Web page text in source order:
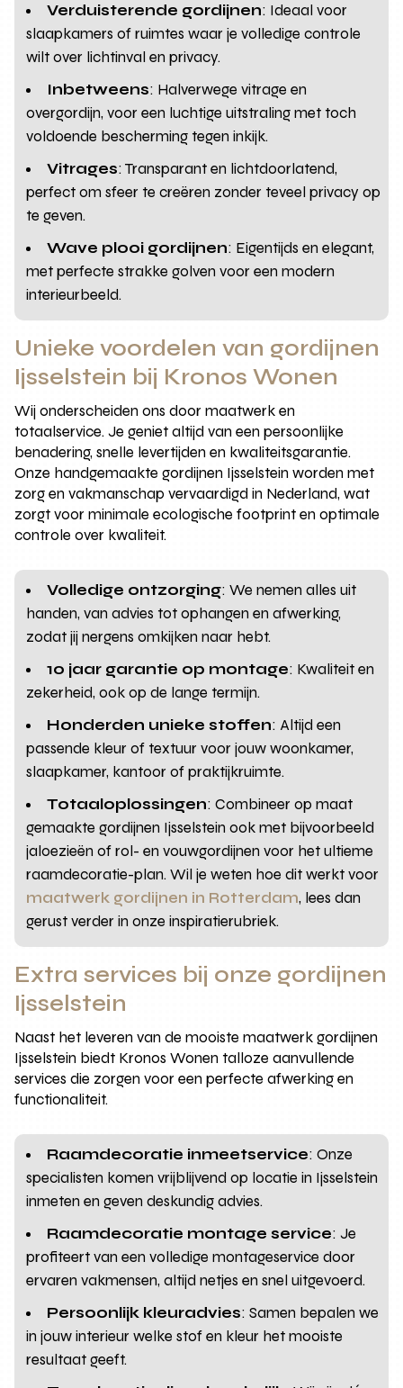
Verduisterende gordijnen: Ideaal voor
slaapkamers of ruimtes waar je volledige controle
wilt over lichtinval en privacy.
Inbetweens: Halverwege vitrage en
overgordijn, voor een luchtige uitstraling met toch
voldoende bescherming tegen inkijk.
Vitrages: Transparant en lichtdoorlatend,
perfect om sfeer te creëren zonder teveel privacy op
te geven.
Wave plooi gordijnen: Eigentijds en elegant,
met perfecte strakke golven voor een modern
interieurbeeld.
Unieke voordelen van gordijnen
Ijsselstein bij Kronos Wonen
Wij onderscheiden ons door maatwerk en
totaalservice. Je geniet altijd van een persoonlijke
benadering, snelle levertijden en kwaliteitsgarantie.
Onze handgemaakte gordijnen Ijsselstein worden met
zorg en vakmanschap vervaardigd in Nederland, wat
zorgt voor minimale ecologische footprint en optimale
controle over kwaliteit.
Volledige ontzorging: We nemen alles uit
handen, van advies tot ophangen en afwerking,
zodat jij nergens omkijken naar hebt.
10 jaar garantie op montage: Kwaliteit en
zekerheid, ook op de lange termijn.
Honderden unieke stoffen: Altijd een
passende kleur of textuur voor jouw woonkamer,
slaapkamer, kantoor of praktijkruimte.
Totaaloplossingen: Combineer op maat
gemaakte gordijnen Ijsselstein ook met bijvoorbeeld
jaloezieën of rol- en vouwgordijnen voor het ultieme
raamdecoratie-plan. Wil je weten hoe dit werkt voor
maatwerk gordijnen in Rotterdam, lees dan
gerust verder in onze inspiratierubriek.
Extra services bij onze gordijnen
Ijsselstein
Naast het leveren van de mooiste maatwerk gordijnen
Ijsselstein biedt Kronos Wonen talloze aanvullende
services die zorgen voor een perfecte afwerking en
functionaliteit.
Raamdecoratie inmeetservice: Onze
specialisten komen vrijblijvend op locatie in Ijsselstein
inmeten en geven deskundig advies.
Raamdecoratie montage service: Je
profiteert van een volledige montageservice door
ervaren vakmensen, altijd netjes en snel uitgevoerd.
Persoonlijk kleuradvies: Samen bepalen we
in jouw interieur welke stof en kleur het mooiste
resultaat geeft.